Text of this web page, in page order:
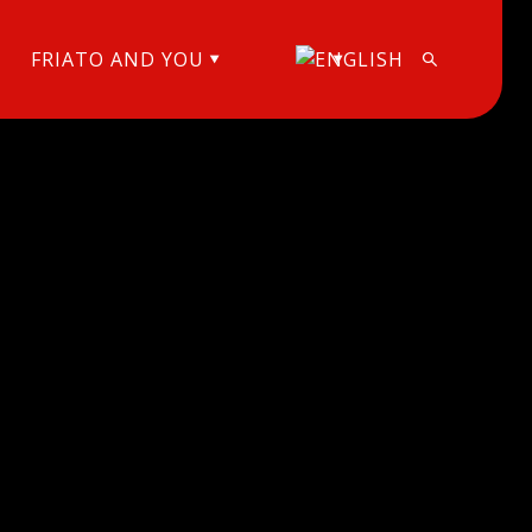
FRIATO AND YOU